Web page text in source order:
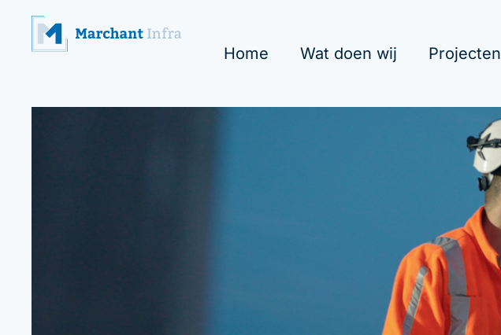
Home Wat doen wij Projecten